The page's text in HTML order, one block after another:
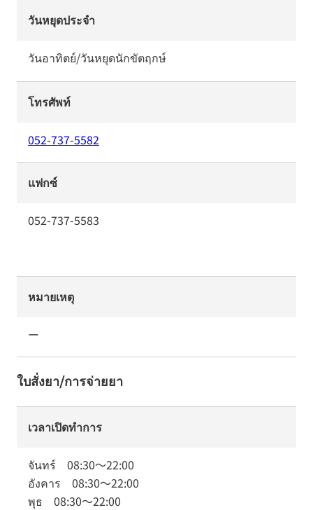
วันหยุดประจำ
วันอาทิตย์/วันหยุดนักขัตฤกษ์
โทรศัพท์
052-737-5582
แฟกซ์
052-737-5583
หมายเหตุ
ー
ใบสั่งยา/การจ่ายยา
เวลาเปิดทำการ
จันทร์ 08:30～22:00
อังคาร 08:30～22:00
พุธ 08:30～22:00